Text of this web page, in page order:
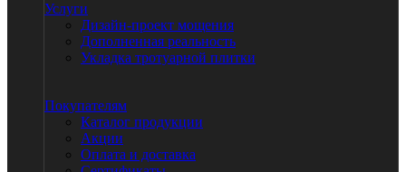
Услуги
Дизайн-проект мощения
Дополненная реальность
Укладка тротуарной плитки
Покупателям
Каталог продукции
Акции
Оплата и доставка